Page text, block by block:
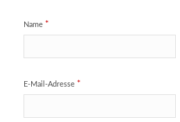
Name *
E-Mail-Adresse *